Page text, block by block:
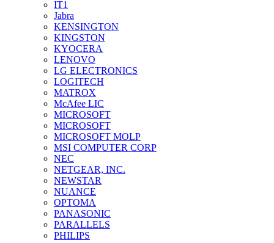
IT1
Jabra
KENSINGTON
KINGSTON
KYOCERA
LENOVO
LG ELECTRONICS
LOGITECH
MATROX
McAfee LIC
MICROSOFT
MICROSOFT
MICROSOFT MOLP
MSI COMPUTER CORP
NEC
NETGEAR, INC.
NEWSTAR
NUANCE
OPTOMA
PANASONIC
PARALLELS
PHILIPS